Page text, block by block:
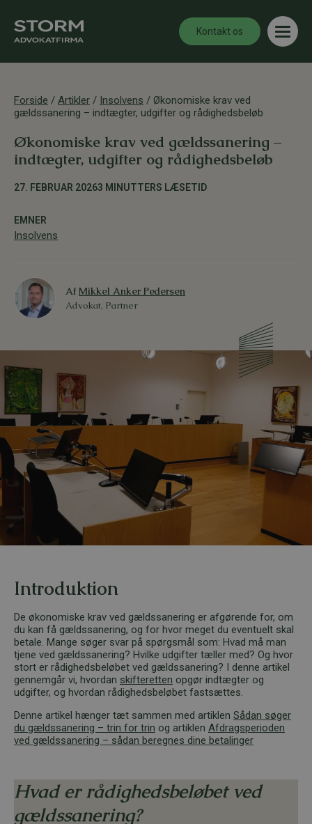
Kontakt os
Forside / Artikler / Insolvens / Økonomiske krav ved
gældssanering – indtægter, udgifter og rådighedsbeløb
Økonomiske krav ved gældssanering –
indtægter, udgifter og rådighedsbeløb
27. FEBRUAR 20263 MINUTTERS LÆSETID
EMNER
Insolvens
AfMikkel Anker Pedersen
Advokat, Partner
Introduktion
De økonomiske krav ved gældssanering er afgørende for, om
du kan få gældssanering, og for hvor meget du eventuelt skal
betale. Mange søger svar på spørgsmål som: Hvad må man
tjene ved gældssanering? Hvilke udgifter tæller med? Og hvor
stort er rådighedsbeløbet ved gældssanering? I denne artikel
gennemgår vi, hvordan skifteretten opgør indtægter og
udgifter, og hvordan rådighedsbeløbet fastsættes.
Denne artikel hænger tæt sammen med artiklen Sådan søger
du gældssanering – trin for trin og artiklen Afdragsperioden
ved gældssanering – sådan beregnes dine betalinger
Hvad er rådighedsbeløbet ved
gældssanering?